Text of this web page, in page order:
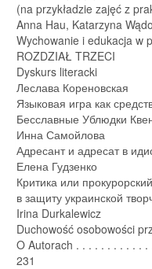
(na przykładzie zajęć z
Anna Hau, Katarzyna
Wychowanie i edukacja w
ROZDZIAŁ TRZECI
Dyskurs literacki
Леслава Кореновская
Языковая игра как
Бесславные Ублюдки
Инна Самойлова
Адресант и адресат в
Елена Гудзенко
Критика или
в защиту украинской
Irina Durkalewicz
Duchowość osobowości
O Autorach . . . . . . . . . . .
231